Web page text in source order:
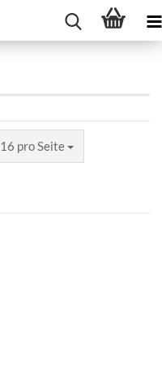
16 pro Seite
pro Seite